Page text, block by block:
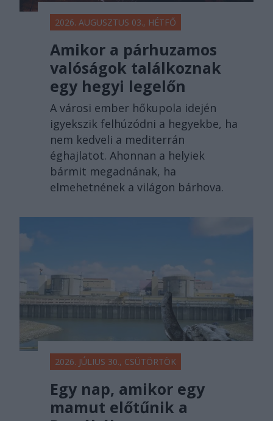
2026. AUGUSZTUS 03., HÉTFŐ
Amikor a párhuzamos
valóságok találkoznak
egy hegyi legelőn
A városi ember hőkupola idején
igyekszik felhúzódni a hegyekbe, ha
nem kedveli a mediterrán
éghajlatot. Ahonnan a helyiek
bármit megadnának, ha
elmehetnének a világon bárhova.
2026. JÚLIUS 30., CSÜTÖRTÖK
Egy nap, amikor egy
mamut előtűnik a